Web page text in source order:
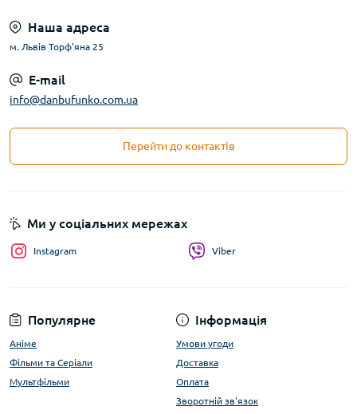
Наша адреса
м. Львів Торф'яна 25
E-mail
info@danbufunko.com.ua
Перейти до контактів
Популярне
Аніме
Фільми та Серіали
Мультфільми
Інформація
Умови угоди
Доставка
Оплата
Зворотній зв'язок
Ми у соціальних мережах
Instagram Viber